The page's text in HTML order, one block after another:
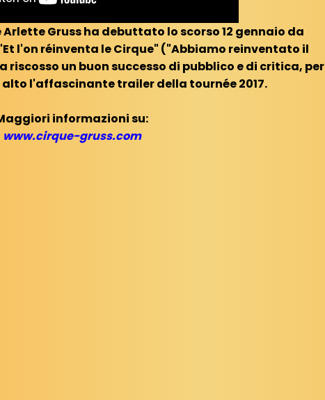
Arlette Gruss ha debuttato lo scorso 12 gennaio da
l'on réinventa le Cirque" ("Abbiamo reinventato il
riscosso un buon successo di pubblico e di critica, per
l'affascinante trailer della tournée 2017.
informazioni su:
www.cirque-gruss.com